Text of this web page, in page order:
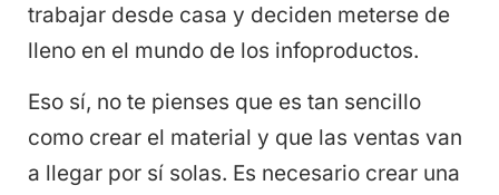
trabajar desde casa y deciden meterse de
lleno en el mundo de los infoproductos.
Eso sí, no te pienses que es tan sencillo
como crear el material y que las ventas van
a llegar por sí solas. Es necesario crear una